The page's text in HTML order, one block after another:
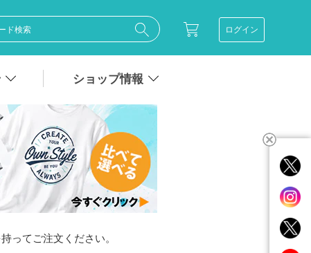
ログイン
ショップ情報
ってご注文ください。